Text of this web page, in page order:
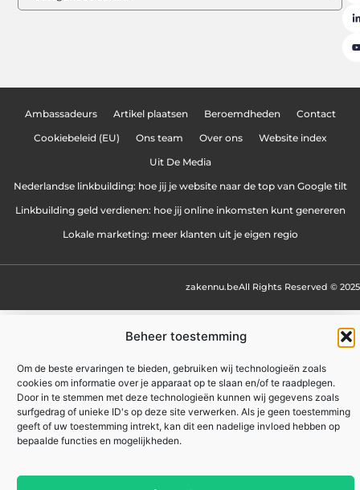
Beheer toestemming
Om de beste ervaringen te bieden, gebruiken wij technologieën zoals
cookies om informatie over je apparaat op te slaan en/of te raadplegen.
Door in te stemmen met deze technologieën kunnen wij gegevens zoals
surfgedrag of unieke ID's op deze site verwerken. Als je geen toestemming
geeft of uw toestemming intrekt, kan dit een nadelige invloed hebben op
bepaalde functies en mogelijkheden.
Ambassadeurs Artikel plaatsen Beroemdheden Contact
Cookiebeleid (EU) Ons team Over ons Website index
Uit De Media
Nederlandse linkbuilding: hoe jij je website naar de top van Google tilt
Linkbuilding geld verdienen: hoe jij online inkomsten kunt genereren
Lokale marketing: meer klanten uit je eigen regio
All Rights Reserved © 2025
zakennu.be